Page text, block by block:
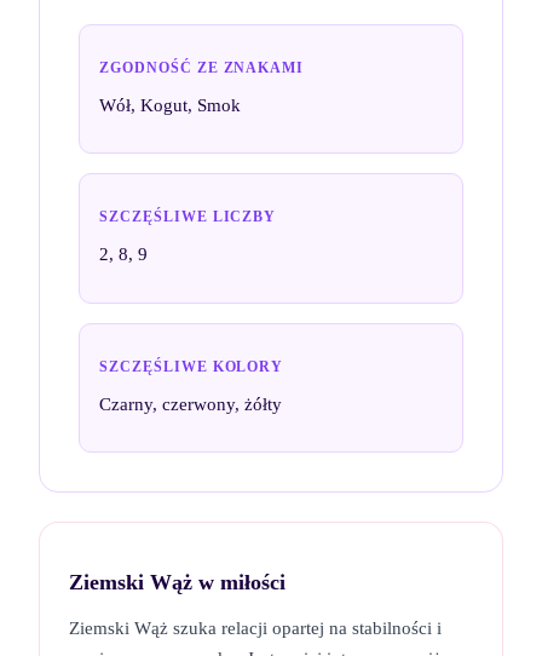
ZGODNOŚĆ ZE ZNAKAMI
Wół, Kogut, Smok
SZCZĘŚLIWE LICZBY
2, 8, 9
SZCZĘŚLIWE KOLORY
Czarny, czerwony, żółty
Ziemski Wąż w miłości
Ziemski Wąż szuka relacji opartej na stabilności i